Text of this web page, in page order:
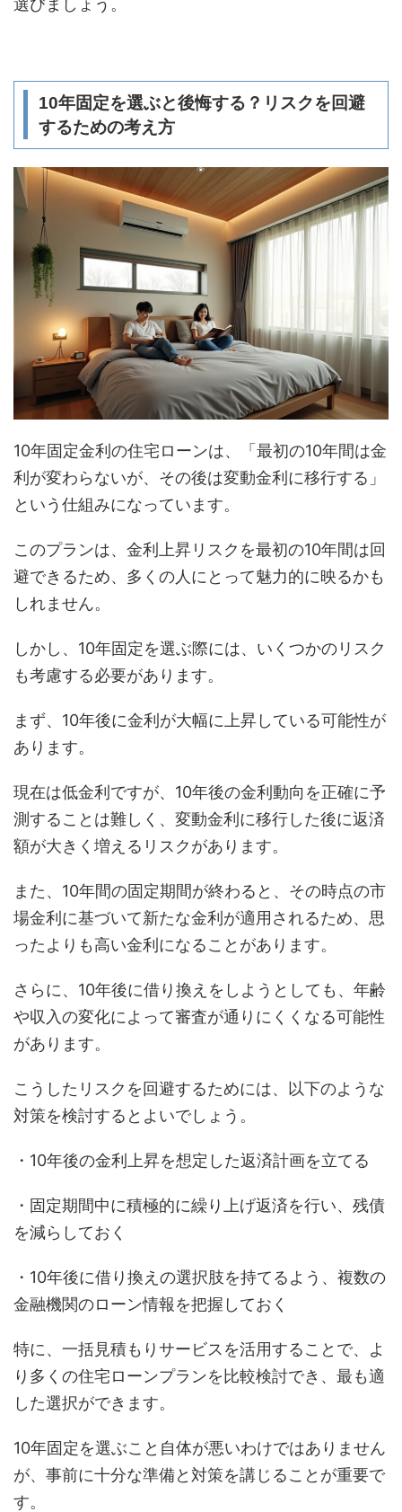
選びましょう。
10年固定を選ぶと後悔する？リスクを回避
するための考え方
10年固定金利の住宅ローンは、「最初の10年間は金
利が変わらないが、その後は変動金利に移行する」
という仕組みになっています。
このプランは、金利上昇リスクを最初の10年間は回
避できるため、多くの人にとって魅力的に映るかも
しれません。
しかし、10年固定を選ぶ際には、いくつかのリスク
も考慮する必要があります。
まず、10年後に金利が大幅に上昇している可能性が
あります。
現在は低金利ですが、10年後の金利動向を正確に予
測することは難しく、変動金利に移行した後に返済
額が大きく増えるリスクがあります。
また、10年間の固定期間が終わると、その時点の市
場金利に基づいて新たな金利が適用されるため、思
ったよりも高い金利になることがあります。
さらに、10年後に借り換えをしようとしても、年齢
や収入の変化によって審査が通りにくくなる可能性
があります。
こうしたリスクを回避するためには、以下のような
対策を検討するとよいでしょう。
・10年後の金利上昇を想定した返済計画を立てる
・固定期間中に積極的に繰り上げ返済を行い、残債
を減らしておく
・10年後に借り換えの選択肢を持てるよう、複数の
金融機関のローン情報を把握しておく
特に、一括見積もりサービスを活用することで、よ
り多くの住宅ローンプランを比較検討でき、最も適
した選択ができます。
10年固定を選ぶこと自体が悪いわけではありません
が、事前に十分な準備と対策を講じることが重要で
す。